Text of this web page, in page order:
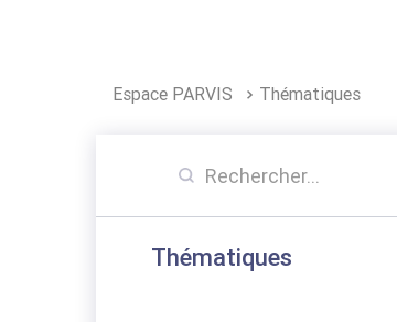
Espace PARVIS Thématiques
Thématiques